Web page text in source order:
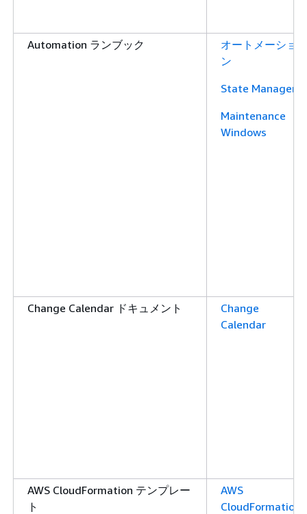
Automation ランブック
オートメーショ
ン
State Manager
Maintenance
Windows
Change Calendar ドキュメント
Change
Calendar
AWS CloudFormation テンプレー
ト
AWS
CloudFormation